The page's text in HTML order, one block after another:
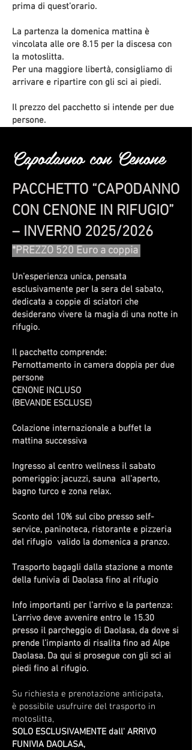
prima di quest’orario.
La partenza la domenica mattina è
vincolata alle ore 8.15 per la discesa con
la motoslitta.
Per una maggiore libertà, consigliamo di
arrivare e ripartire con gli sci ai piedi.
Il prezzo del pacchetto si intende per due
persone.
Capodanno con Cenone
PACCHETTO “CAPODANNO
CON CENONE IN RIFUGIO”
– INVERNO 2025/2026
​*PREZZO 520 Euro a coppia
Un’esperienza unica, pensata
esclusivamente per la sera del sabato,
dedicata a coppie di sciatori che
desiderano vivere la magia di una notte in
rifugio.
Il pacchetto comprende:
Pernottamento in camera doppia per due
persone
CENONE INCLUSO
(BEVANDE ESCLUSE)
Colazione internazionale a buffet la
mattina successiva
Ingresso al centro wellness il sabato
pomeriggio: jacuzzi, sauna all’aperto,
bagno turco e zona relax.
Sconto del 10% sul cibo presso self-
service, paninoteca, ristorante e pizzeria
del rifugio valido la domenica a pranzo.
Trasporto bagagli dalla stazione a monte
della funivia di Daolasa fino al rifugio
Info importanti per l’arrivo e la partenza:
L’arrivo deve avvenire entro le 15.30
presso il parcheggio di Daolasa, da dove si
prende l’impianto di risalita fino ad Alpe
Daolasa. Da qui si prosegue con gli sci ai
piedi fino al rifugio.
Su richiesta e prenotazione anticipata,
è possibile usufruire del trasporto in
motoslitta,
SOLO ESCLUSIVAMENTE dall' ARRIVO
FUNIVIA DAOLASA,